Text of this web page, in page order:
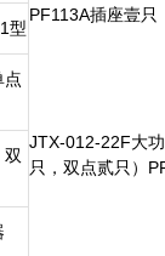
PF113A插座壹只
JTX-012-22F大
只，双点贰只）
型
点
双